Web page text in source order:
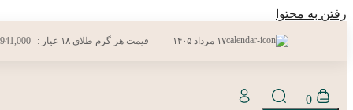
رفتن به محتوا
۱۷ مرداد ۱۴۰۵ قیمت هر گرم طلای ۱۸ عیار :
0